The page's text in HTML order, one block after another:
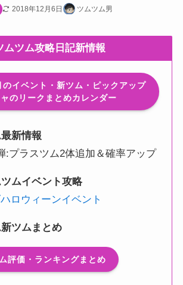
2018年12月6日 ツムツム男
ムツム攻略日記新情報
イベント・新ツム・ピックアップ
のリークまとめカレンダー
新情報
:プラスツム2体追加＆確率アップ
ムイベント攻略
ロウィーンイベント
ツムまとめ
評価・ランキングまとめ